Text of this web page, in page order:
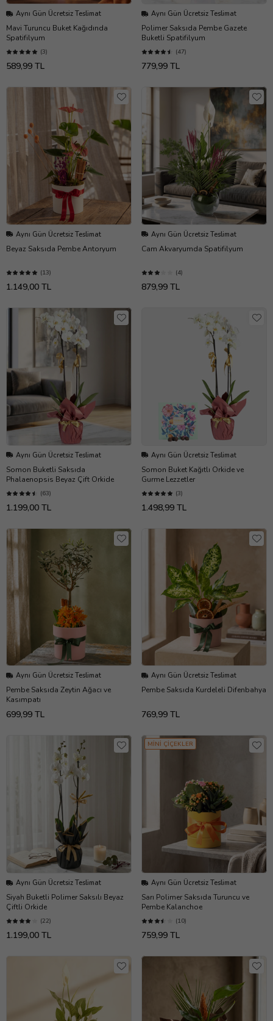
Aynı Gün Ücretsiz Teslimat
Mavi Turuncu Buket Kağıdında
Spatifilyum
(3)
589,99 TL
Aynı Gün Ücretsiz Teslimat
Polimer Saksıda Pembe Gazete
Buketli Spatifilyum
(47)
779,99 TL
Aynı Gün Ücretsiz Teslimat
Beyaz Saksıda Pembe Antoryum
(13)
1.149,00 TL
Aynı Gün Ücretsiz Teslimat
Cam Akvaryumda Spatifilyum
(4)
879,99 TL
Aynı Gün Ücretsiz Teslimat
Somon Buketli Saksıda
Phalaenopsis Beyaz Çift Orkide
(63)
1.199,00 TL
Aynı Gün Ücretsiz Teslimat
Somon Buket Kağıtlı Orkide ve
Gurme Lezzetler
(3)
1.498,99 TL
Aynı Gün Ücretsiz Teslimat
Pembe Saksıda Zeytin Ağacı ve
Kasımpatı
699,99 TL
Aynı Gün Ücretsiz Teslimat
Pembe Saksıda Kurdeleli Difenbahya
769,99 TL
Aynı Gün Ücretsiz Teslimat
Siyah Buketli Polimer Saksılı Beyaz
Çiftli Orkide
(22)
1.199,00 TL
MİNİ ÇİÇEKLER
Aynı Gün Ücretsiz Teslimat
Sarı Polimer Saksıda Turuncu ve
Pembe Kalanchoe
(10)
759,99 TL